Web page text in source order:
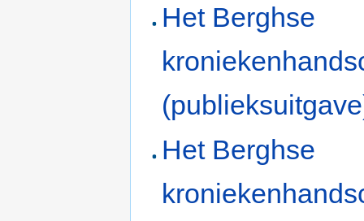
Het Berghse
Het Berghse